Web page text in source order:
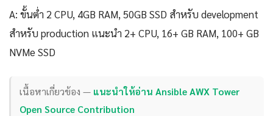
A: ขั้นต่ำ 2 CPU, 4GB RAM, 50GB SSD สำหรับ development
สำหรับ production แนะนำ 2+ CPU, 16+ GB RAM, 100+ GB
NVMe SSD
เนื้อหาเกี่ยวข้อง — แนะนำให้อ่าน Ansible AWX Tower
Open Source Contribution